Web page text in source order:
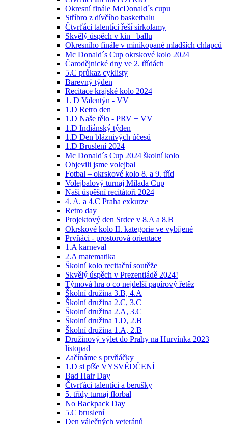
Okresní finále McDonald´s cupu
Stříbro z dívčího basketbalu
Čtvrťáci talentíci řeší sirkolamy
Skvělý úspěch v kin –ballu
Okresního finále v minikopané mladších chlapců
Mc Donald´s Cup okrskové kolo 2024
Čarodějnické dny ve 2. třídách
5.C průkaz cyklisty
Barevný týden
Recitace krajské kolo 2024
1. D Valentýn - VV
1.D Retro den
1.D Naše tělo - PRV + VV
1.D Indiánský týden
1.D Den bláznivých účesů
1.D Bruslení 2024
Mc Donald´s Cup 2024 školní kolo
Objevili jsme volejbal
Fotbal – okrskové kolo 8. a 9. tříd
Volejbalový turnaj Milada Cup
Naši úspěšní recitátoři 2024
4. A. a 4.C Praha exkurze
Retro day
Projektový den Srdce v 8.A a 8.B
Okrskové kolo II. kategorie ve vybíjené
Prvňáci - prostorová orientace
1.A karneval
2.A matematika
Školní kolo recitační soutěže
Skvělý úspěch v Prezentiádě 2024!
Týmová hra o co nejdelší papírový řetěz
Školní družina 3.B, 4.A
Školní družina 2.C, 3.C
Školní družina 2.A, 3.C
Školní družina 1.D, 2.B
Školní družina 1.A, 2.B
Družinový výlet do Prahy na Hurvínka 2023
listopad
Začínáme s prvňáčky
1.D si píše VYSVĚDČENÍ
Bad Hair Day
Čtvrťáci talentíci a berušky
5. třídy turnaj florbal
No Backpack Day
5.C bruslení
Den válečných veteránů